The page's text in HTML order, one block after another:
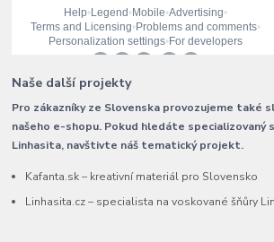
Naše další projekty
Pro zákazníky ze Slovenska provozujeme také
našeho e-shopu. Pokud hledáte specializovaný
Linhasita, navštivte náš tematický projekt.
Kafanta.sk – kreativní materiál pro Slovensko
Linhasita.cz – specialista na voskované šňůry